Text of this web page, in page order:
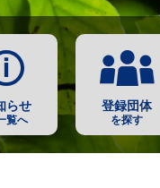
らせ
覧へ
登録団体
を探す